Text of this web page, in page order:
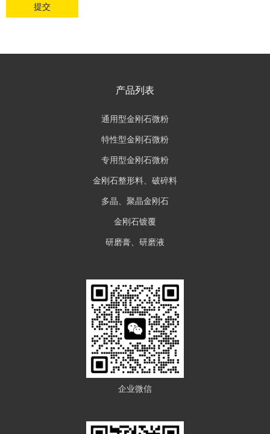
提交
产品列表
通用型金刚石微粉
特性型金刚石微粉
专用型金刚石微粉
金刚石整形料、破碎料
多晶、聚晶金刚石
金刚石镀覆
研磨膏、研磨液
企业微信